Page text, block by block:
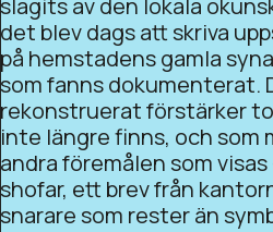
slagits av den lokala
det blev dags att skriva
på hemstadens gamla
som fanns dokumenterat.
rekonstruerat förstärker
inte längre finns, och som
andra föremålen som
shofar, ett brev från
snarare som rester än